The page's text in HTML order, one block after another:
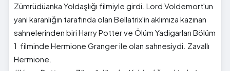
Zümrüdüanka Yoldaşlığı filmiyle girdi. Lord Voldemort'un
yani karanlığın tarafında olan Bellatrix'in aklımıza kazınan
sahnelerinden biri Harry Potter ve Ölüm Yadigarları Bölüm
1 filminde Hermione Granger ile olan sahnesiydi. Zavallı
Hermione.